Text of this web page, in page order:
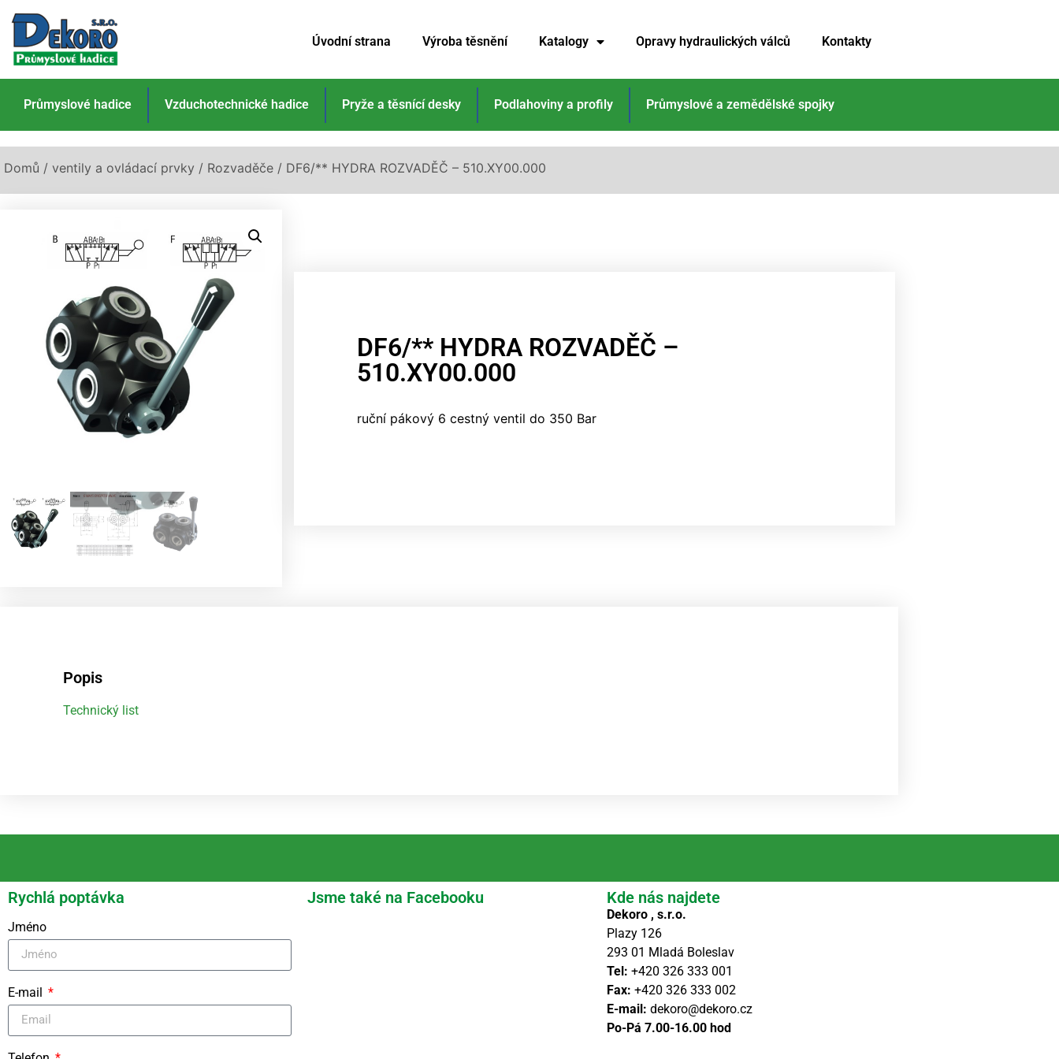
Úvodní strana Výroba těsnění Katalogy Opravy hydraulických válců Kontakty
Průmyslové hadice Vzduchotechnické hadice Pryže a těsnící desky Podlahoviny a profily Průmyslové a zemědělské spojky
Domů / ventily a ovládací prvky / Rozvaděče / DF6/** HYDRA ROZVADĚČ – 510.XY00.000
DF6/** HYDRA ROZVADĚČ –
510.XY00.000
ruční pákový 6 cestný ventil do 350 Bar
Popis
Technický list
Rychlá poptávka
Jméno
E-mail
Jsme také na Facebooku Kde nás najdete
Dekoro , s.r.o.
Plazy 126
293 01 Mladá Boleslav
Tel: +420 326 333 001
Fax: +420 326 333 002
E-mail: dekoro@dekoro.cz
Po-Pá 7.00-16.00 hod